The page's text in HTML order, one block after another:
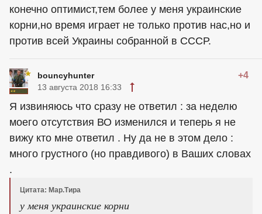
конечно оптимист,тем более у меня украинские
корни,но время играет не только против нас,но и
против всей Украины собранной в СССР.
bouncyhunter +4
13 августа 2018 16:33
Я извиняюсь что сразу не ответил : за неделю
моего отсутствия ВО изменился и теперь я не
вижу кто мне ответил . Ну да не в этом дело :
много грустного (но правдивого) в Ваших словах
.
Цитата: Мар.Тира
у меня украинские корни